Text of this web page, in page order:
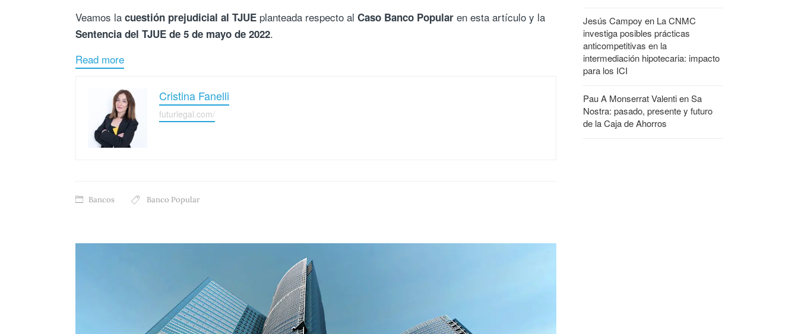
Veamos la cuestión prejudicial al TJUE planteada respecto al Caso Banco Popular en esta artículo y la
Sentencia del TJUE de 5 de mayo de 2022.
Read more
Cristina Fanelli
futurlegal.com/
Bancos Banco Popular
Jesús Campoy en La CNMC
investiga posibles prácticas
anticompetitivas en la
intermediación hipotecaria: impacto
para los ICI
Pau A Monserrat ValentienSa
Nostra: pasado, presente y futuro
de la Caja de Ahorros